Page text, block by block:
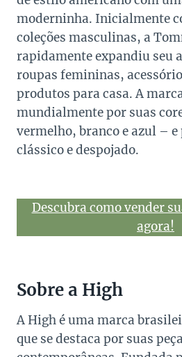
moderninha. Inicialmente
coleções masculinas, a
rapidamente expandiu seu
roupas femininas,
produtos para casa. A
mundialmente por suas
vermelho, branco e azul –
clássico e despojado.
Descubra como vender
agora!
Sobre a High
A High é uma marca
que se destaca por suas